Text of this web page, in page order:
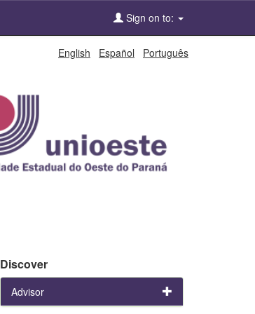
Sign on to:
English Español Português
Discover
Advisor